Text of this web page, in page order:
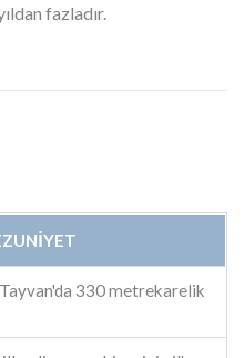
fazladır.
330 metrekarelik